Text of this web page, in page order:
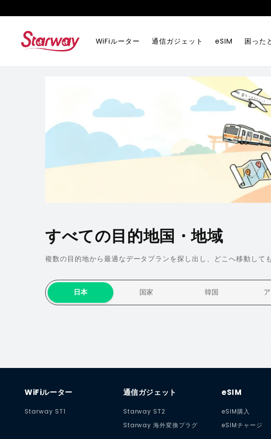
WiFiルーター 通信ガジェット eSIM 困った
すべての目的地国・地域
複数の目的地から最適なデータプランを探し出し、どこへ移動して
日本 国家 韓国
WiFiルーター
Starway ST1
通信ガジェット
Starway ST2
Starway 海外変換プラグ
eSIM
eSIM購入
eSIMチャージ